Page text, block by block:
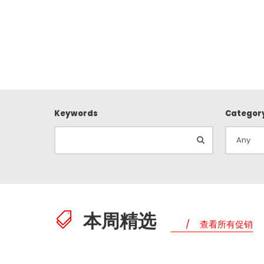
Keywords
本周精选 查看所有促销